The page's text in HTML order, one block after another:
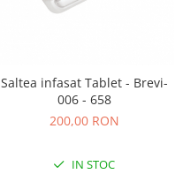
Saltea infasat Tablet - Brevi-
006 - 658
200,00 RON
IN STOC